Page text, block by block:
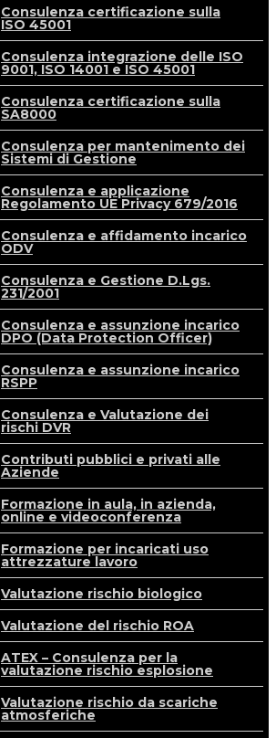
Consulenza certificazione sulla
ISO 45001
Consulenza integrazione delle ISO
9001, ISO 14001 e ISO 45001
Consulenza certificazione sulla
SA8000
Consulenza per mantenimento dei
Sistemi di Gestione
Consulenza e applicazione
Regolamento UE Privacy 679/2016
Consulenza e affidamento incarico
ODV
Consulenza e Gestione D.Lgs.
231/2001
Consulenza e assunzione incarico
DPO (Data Protection Officer)
Consulenza e assunzione incarico
RSPP
Consulenza e Valutazione dei
rischi DVR
Contributi pubblici e privati alle
Aziende
Formazione in aula, in azienda,
online e videoconferenza
Formazione per incaricati uso
attrezzature lavoro
Valutazione rischio biologico
Valutazione del rischio ROA
ATEX – Consulenza per la
valutazione rischio esplosione
Valutazione rischio da scariche
atmosferiche